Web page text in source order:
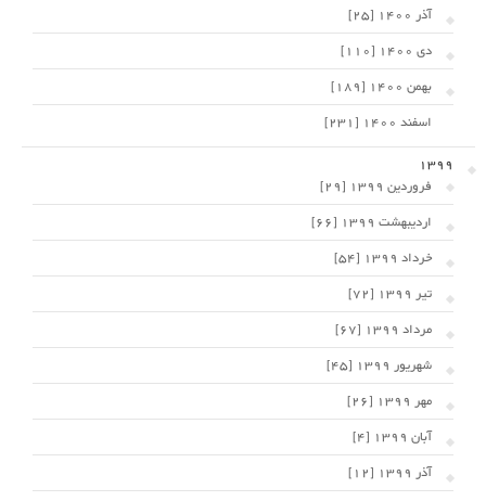
آذر 1400 [25]
دی 1400 [110]
بهمن 1400 [189]
اسفند 1400 [231]
1399
فروردین 1399 [29]
اردیبهشت 1399 [66]
خرداد 1399 [54]
تیر 1399 [72]
مرداد 1399 [67]
شهریور 1399 [45]
مهر 1399 [26]
آبان 1399 [4]
آذر 1399 [12]